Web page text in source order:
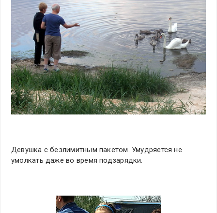
Девушка с безлимитным пакетом. Умудряется не
умолкать даже во время подзарядки.